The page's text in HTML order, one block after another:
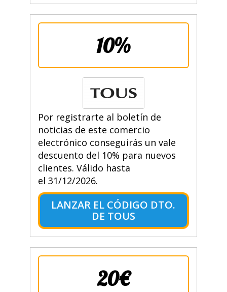
10%
Por registrarte al boletín de
noticias de este comercio
electrónico conseguirás un vale
descuento del 10% para nuevos
clientes. Válido hasta
el 31/12/2026.
LANZAR EL CÓDIGO DTO.
DE TOUS
20€